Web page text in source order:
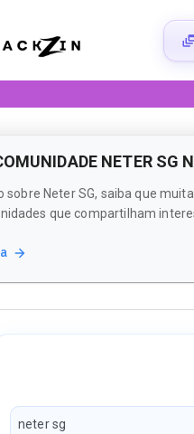
NETER SG
sobre Neter SG, saiba que
que compartilham